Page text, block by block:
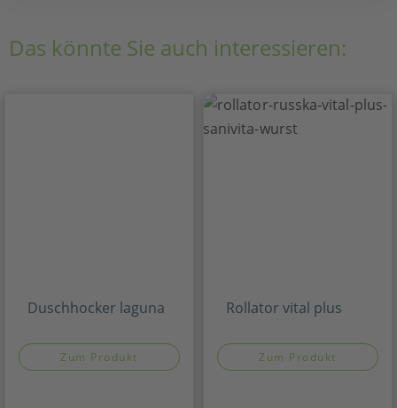
Das könnte Sie auch interessieren:
Duschhocker laguna
Zum Produkt
Rollator vital plus
Zum Produkt